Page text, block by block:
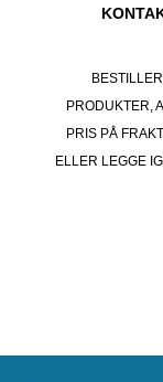
PRODUKTER,
PRIS PÅ
ELLER LEGGE